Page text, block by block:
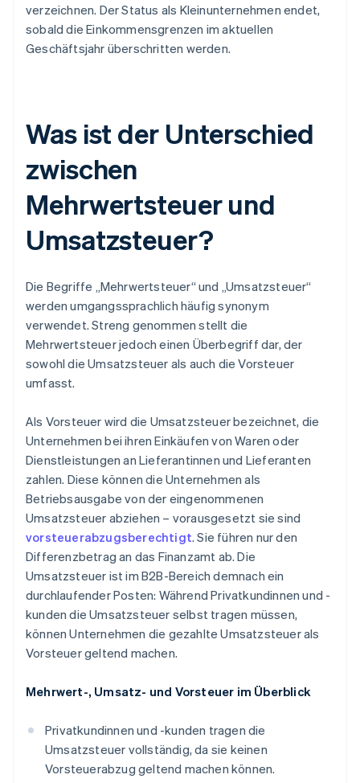
verzeichnen. Der Status als Kleinunternehmen endet,
sobald die Einkommensgrenzen im aktuellen
Geschäftsjahr überschritten werden.
Was ist der Unterschied
zwischen
Mehrwertsteuer und
Umsatzsteuer?
Die Begriffe „Mehrwertsteuer“ und „Umsatzsteuer“
werden umgangssprachlich häufig synonym
verwendet. Streng genommen stellt die
Mehrwertsteuer jedoch einen Überbegriff dar, der
sowohl die Umsatzsteuer als auch die Vorsteuer
umfasst.
Als Vorsteuer wird die Umsatzsteuer bezeichnet, die
Unternehmen bei ihren Einkäufen von Waren oder
Dienstleistungen an Lieferantinnen und Lieferanten
zahlen. Diese können die Unternehmen als
Betriebsausgabe von der eingenommenen
Umsatzsteuer abziehen – vorausgesetzt sie sind
vorsteuerabzugsberechtigt. Sie führen nur den
Differenzbetrag an das Finanzamt ab. Die
Umsatzsteuer ist im B2B-Bereich demnach ein
durchlaufender Posten: Während Privatkundinnen und -
kunden die Umsatzsteuer selbst tragen müssen,
können Unternehmen die gezahlte Umsatzsteuer als
Vorsteuer geltend machen.
Mehrwert-, Umsatz- und Vorsteuer im Überblick
Privatkundinnen und -kunden tragen die
Umsatzsteuer vollständig, da sie keinen
Vorsteuerabzug geltend machen können.